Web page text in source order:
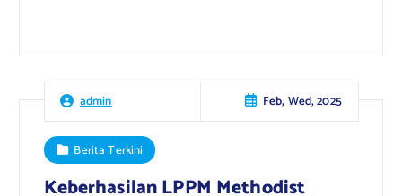
admin Feb, Wed, 2025
Berita Terkini
Keberhasilan LPPM Methodist